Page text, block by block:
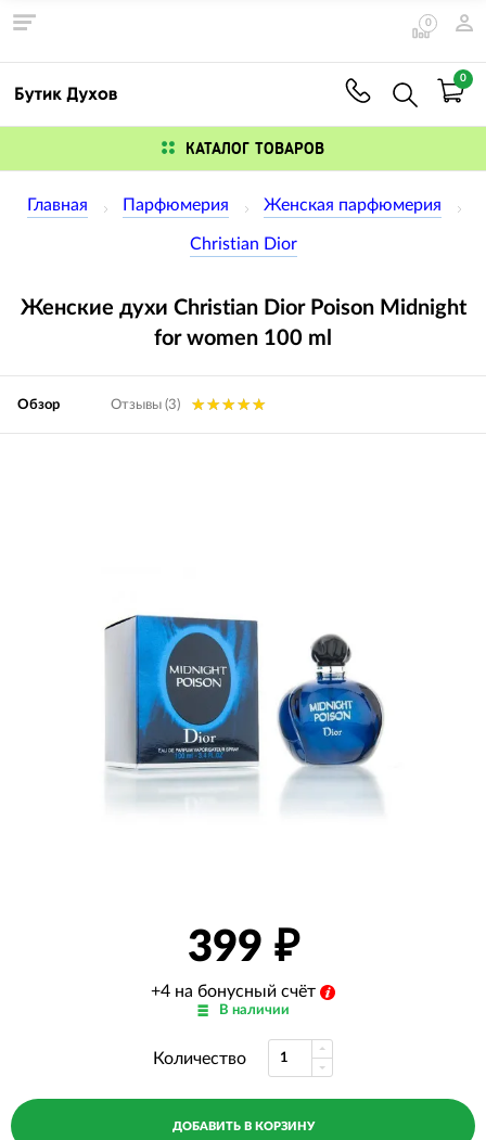
0
0
КАТАЛОГ ТОВАРОВ
Главная Парфюмерия Женская парфюмерия
Christian Dior
Женские духи Christian Dior Poison Midnight
for women 100 ml
Обзор Отзывы (3)
399
+4 на бонусный счёт
В наличии
Количество
ДОБАВИТЬ В КОРЗИНУ